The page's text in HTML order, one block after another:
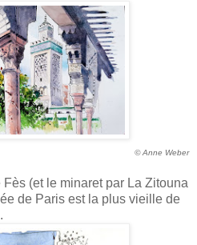
© Anne Weber
(et le minaret par La Zitouna
de Paris est la plus vieille de